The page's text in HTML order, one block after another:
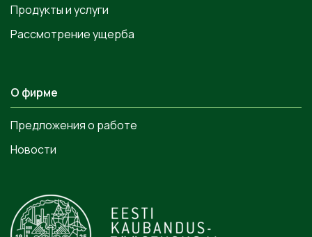
Продукты и услуги
Рассмотрение ущерба
О фирме
Предложения о работе
Новости